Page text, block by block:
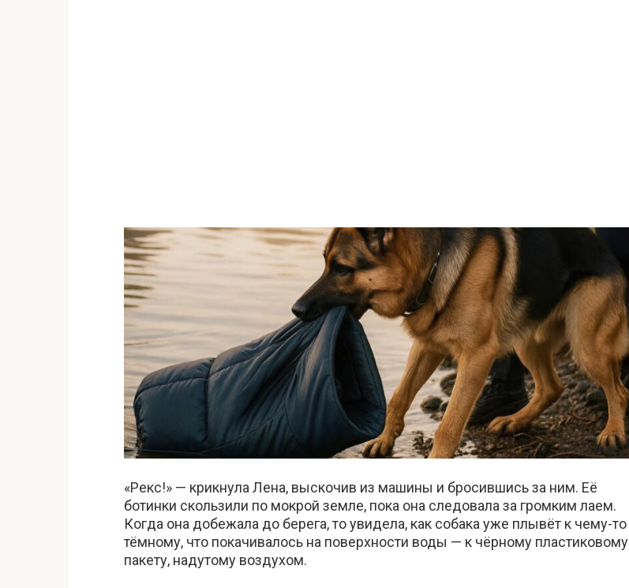
«Рекс!» — крикнула Лена, выскочив из машины и бросившись за ним. Её
ботинки скользили по мокрой земле, пока она следовала за громким лаем.
Когда она добежала до берега, то увидела, как собака уже плывёт к чему-то
тёмному, что покачивалось на поверхности воды — к чёрному пластиковому
пакету, надутому воздухом.